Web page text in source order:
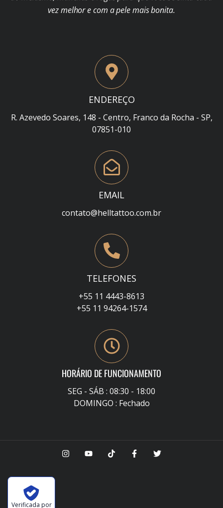
vez melhor e com a pele mais bonita.
ENDEREÇO
R. Azevedo Soares, 148 - Centro, Franco da Rocha - SP,
07851-010
EMAIL
contato@helltattoo.com.br
TELEFONES
+55 11 4443-8613
+55 11 94264-1574
HORÁRIO DE FUNCIONAMENTO
SEG - SÁB : 08:30 - 18:00
DOMINGO : Fechado
Verificada por